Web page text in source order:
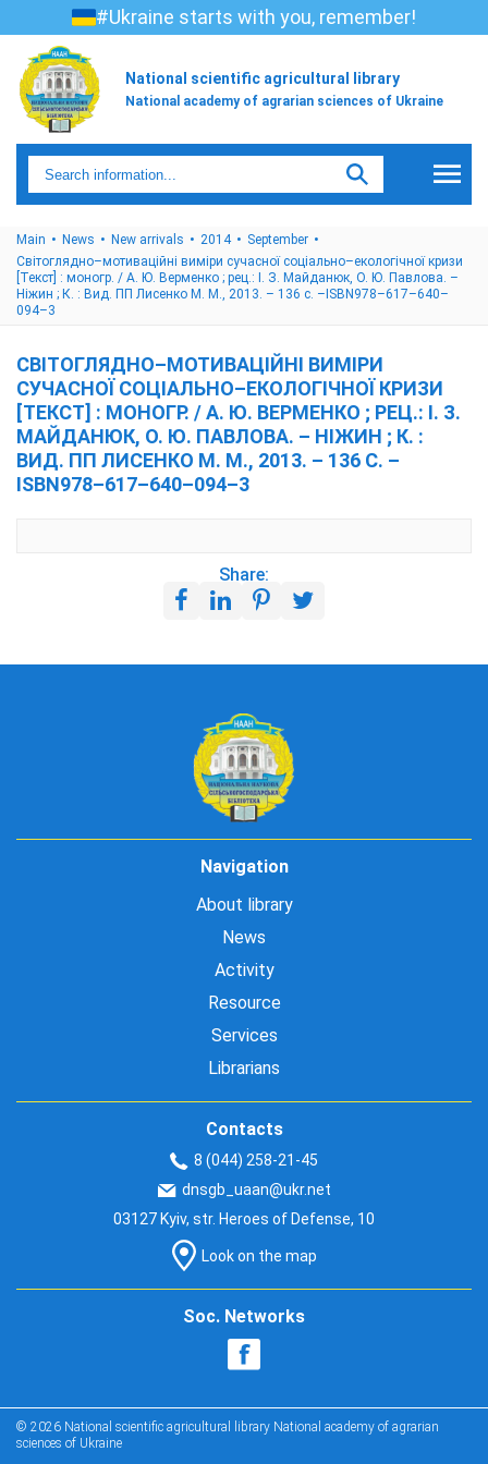
#Ukraine starts with you, remember!
National scientific agricultural library
National academy of agrarian sciences of Ukraine
Main News New arrivals 2014
September
Світоглядно–мотиваційні виміри сучасної соціально–екологічної кризи
[Текст] : моногр. / А. Ю. Верменко ; рец.: І. З. Майданюк, О. Ю. Павлова. –
Ніжин ; К. : Вид. ПП Лисенко М. М., 2013. – 136 с. –ISBN978–617–640–
094–3
СВІТОГЛЯДНО–МОТИВАЦІЙНІ ВИМІРИ
СУЧАСНОЇ СОЦІАЛЬНО–ЕКОЛОГІЧНОЇ КРИЗИ
[ТЕКСТ] : МОНОГР. / А. Ю. ВЕРМЕНКО ; РЕЦ.: І. З.
МАЙДАНЮК, О. Ю. ПАВЛОВА. – НІЖИН ; К. :
ВИД. ПП ЛИСЕНКО М. М., 2013. – 136 С. –
ISBN978–617–640–094–3
Share:
Navigation
About library
News
Activity
Resource
Services
Librarians
Contacts
8 (044) 258-21-45
dnsgb_uaan@ukr.net
03127 Kyiv, str. Heroes of Defense, 10
Look on the map
Soc. Networks
© 2026 National scientific agricultural library National academy of agrarian
sciences of Ukraine